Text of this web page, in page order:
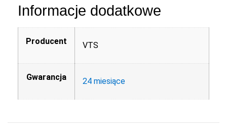
Informacje dodatkowe
Producent VTS
Gwarancja 24 miesiące